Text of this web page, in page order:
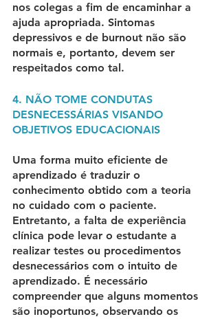
nos colegas a fim de encaminhar a
ajuda apropriada. Sintomas
depressivos e de burnout não são
normais e, portanto, devem ser
respeitados como tal.
4. NÃO TOME CONDUTAS
DESNECESSÁRIAS VISANDO
OBJETIVOS EDUCACIONAIS
Uma forma muito eficiente de
aprendizado é traduzir o
conhecimento obtido com a teoria
no cuidado com o paciente.
Entretanto, a falta de experiência
clínica pode levar o estudante a
realizar testes ou procedimentos
desnecessários com o intuito de
aprendizado. É necessário
compreender que alguns momentos
são inoportunos, observando os